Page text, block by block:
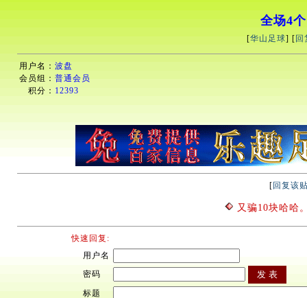
全场4
[华山足球] [ 回
用户名： 波盘
会员组： 普通会员
积分： 12393
[ 回复该
又骗10块哈哈
快速回复:
用户名
密码
标题